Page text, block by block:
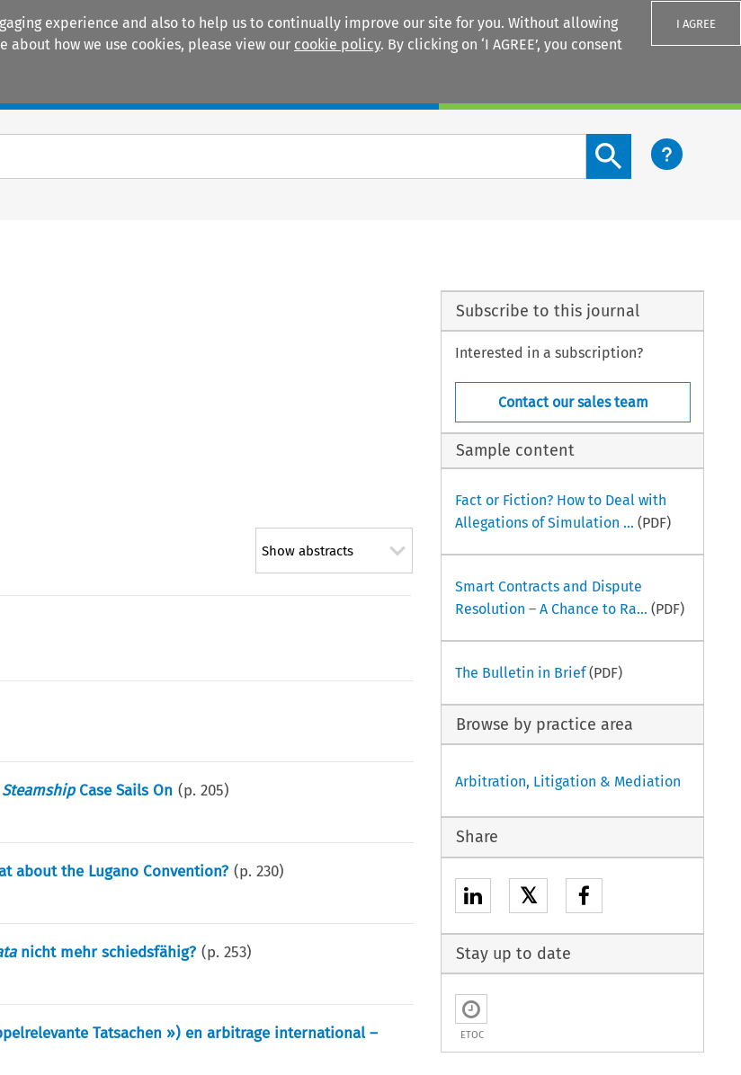
experience and also to help us to continually improve our site for you. Without allowing
how we use cookies, please view our cookie policy. By clicking on ‘I AGREE’, you consent
I AGREE
Search content button
Show abstracts
Case Sails On (p.205)
about the Lugano Convention? (p.230)
nicht mehr schiedsfähig? (p.253)
Tatsachen ») en arbitrage international –
Subscribe to this journal
Interested in a subscription?
Contact our sales team
Sample content
Fact or Fiction? How to Deal with
Allegations of Simulation ... (PDF)
Smart Contracts and Dispute
Resolution – A Chance to Ra... (PDF)
The Bulletin in Brief(PDF)
Browse by practice area
Arbitration, Litigation & Mediation
Share
𝕏
Stay up to date
ETOC